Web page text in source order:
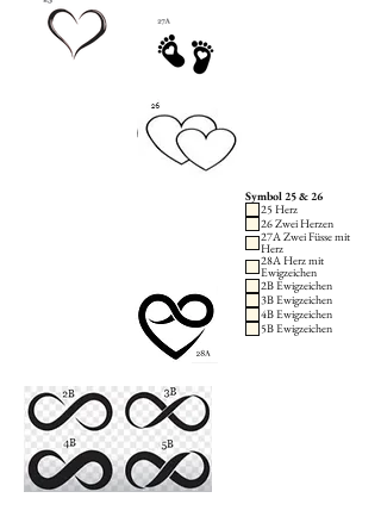
Symbol 25 & 26
25 Herz
26 Zwei Herzen
27A Zwei Füsse mit
Herz
28A Herz mit
Ewigzeichen
2B Ewigzeichen
3B Ewigzeichen
4B Ewigzeichen
5B Ewigzeichen